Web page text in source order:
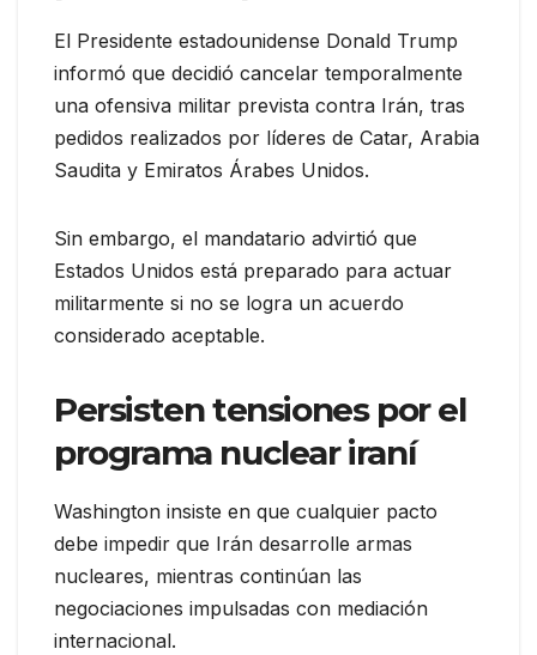
El Presidente estadounidense Donald Trump
informó que decidió cancelar temporalmente
una ofensiva militar prevista contra Irán, tras
pedidos realizados por líderes de Catar, Arabia
Saudita y Emiratos Árabes Unidos.
Sin embargo, el mandatario advirtió que
Estados Unidos está preparado para actuar
militarmente si no se logra un acuerdo
considerado aceptable.
Persisten tensiones por el
programa nuclear iraní
Washington insiste en que cualquier pacto
debe impedir que Irán desarrolle armas
nucleares, mientras continúan las
negociaciones impulsadas con mediación
internacional.